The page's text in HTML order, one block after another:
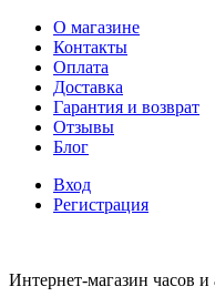
О магазине
Контакты
Оплата
Доставка
Гарантия и возврат
Отзывы
Блог
Вход
Регистрация
Интернет-магазин часов и